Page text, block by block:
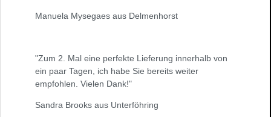
Manuela Mysegaes aus Delmenhorst
"Zum 2. Mal eine perfekte Lieferung innerhalb von
ein paar Tagen, ich habe Sie bereits weiter
empfohlen. Vielen Dank!"
Sandra Brooks aus Unterföhring